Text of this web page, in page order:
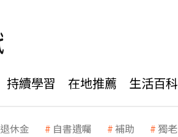
持續學習 在地推薦 生活百科
退休金 自書遺囑 補助 獨老